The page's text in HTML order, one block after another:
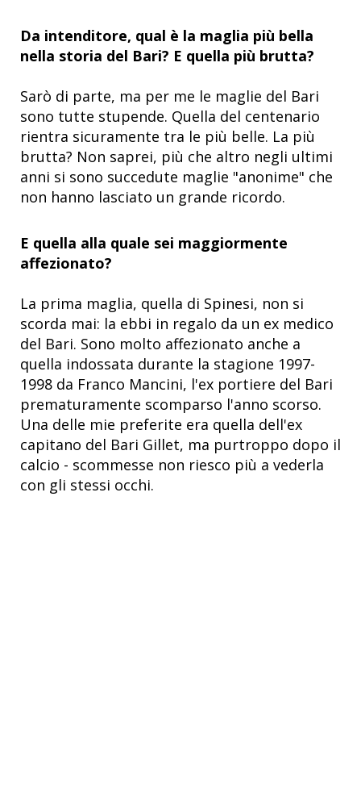
Da intenditore, qual è la maglia più bella
nella storia del Bari? E quella più brutta?
Sarò di parte, ma per me le maglie del Bari
sono tutte stupende. Quella del centenario
rientra sicuramente tra le più belle. La più
brutta? Non saprei, più che altro negli ultimi
anni si sono succedute maglie "anonime" che
non hanno lasciato un grande ricordo.
E quella alla quale sei maggiormente
affezionato?
La prima maglia, quella di Spinesi, non si
scorda mai: la ebbi in regalo da un ex medico
del Bari. Sono molto affezionato anche a
quella indossata durante la stagione 1997-
1998 da Franco Mancini, l'ex portiere del Bari
prematuramente scomparso l'anno scorso.
Una delle mie preferite era quella dell'ex
capitano del Bari Gillet, ma purtroppo dopo il
calcio - scommesse non riesco più a vederla
con gli stessi occhi.